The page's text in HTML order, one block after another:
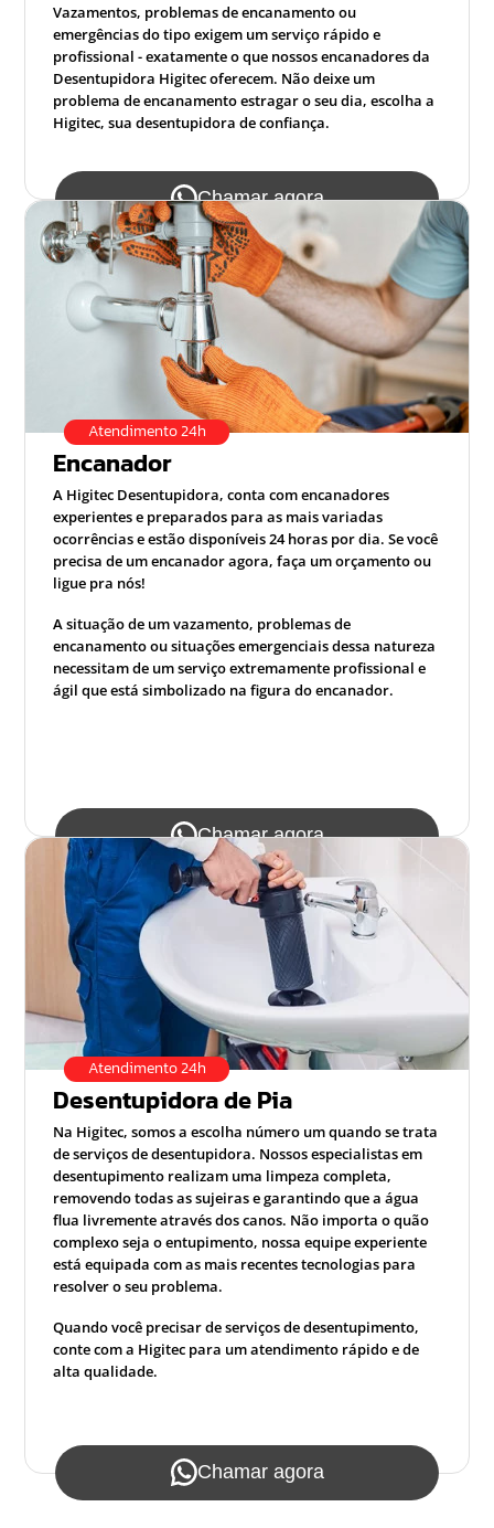
Vazamentos, problemas de encanamento ou
emergências do tipo exigem um serviço rápido e
profissional - exatamente o que nossos encanadores da
Desentupidora Higitec oferecem. Não deixe um
problema de encanamento estragar o seu dia, escolha a
Higitec, sua desentupidora de confiança.
Chamar agora
Atendimento 24h
Encanador
A Higitec Desentupidora, conta com encanadores
experientes e preparados para as mais variadas
ocorrências e estão disponíveis 24 horas por dia. Se você
precisa de um encanador agora, faça um orçamento ou
ligue pra nós!
A situação de um vazamento, problemas de
encanamento ou situações emergenciais dessa natureza
necessitam de um serviço extremamente profissional e
ágil que está simbolizado na figura do encanador.
Chamar agora
Atendimento 24h
Desentupidora de Pia
Na Higitec, somos a escolha número um quando se trata
de serviços de desentupidora. Nossos especialistas em
desentupimento realizam uma limpeza completa,
removendo todas as sujeiras e garantindo que a água
flua livremente através dos canos. Não importa o quão
complexo seja o entupimento, nossa equipe experiente
está equipada com as mais recentes tecnologias para
resolver o seu problema.
Quando você precisar de serviços de desentupimento,
conte com a Higitec para um atendimento rápido e de
alta qualidade.
Chamar agora